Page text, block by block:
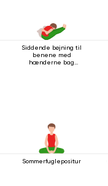
Siddende bøjning til
benene med
hænderne bag
Sommerfuglepositur